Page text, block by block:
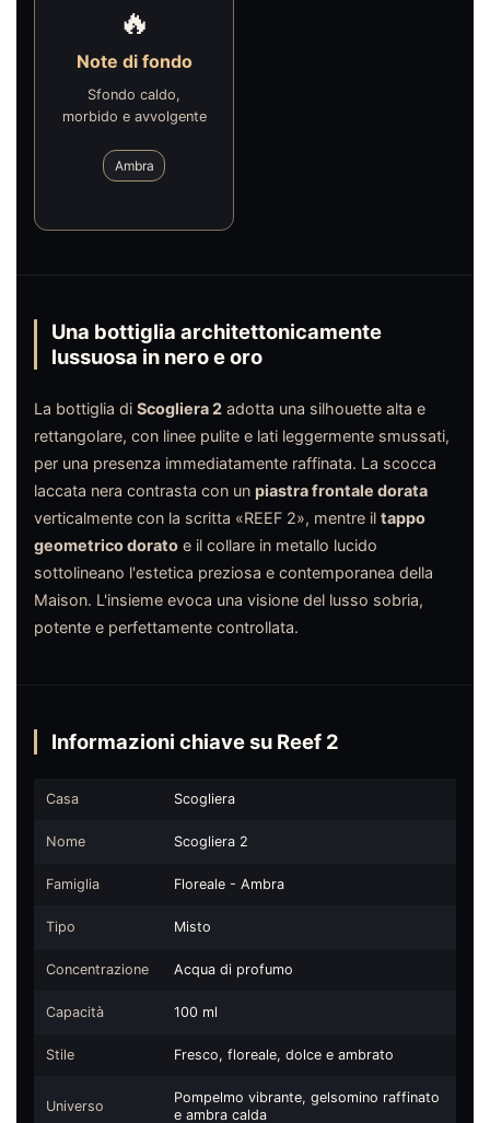
🔥
Note di fondo
Sfondo caldo,
morbido e avvolgente
Ambra
Una bottiglia architettonicamente
lussuosa in nero e oro
La bottiglia di Scogliera 2 adotta una silhouette alta e
rettangolare, con linee pulite e lati leggermente smussati,
per una presenza immediatamente raffinata. La scocca
laccata nera contrasta con un piastra frontale dorata
verticalmente con la scritta «REEF 2», mentre il tappo
geometrico dorato e il collare in metallo lucido
sottolineano l'estetica preziosa e contemporanea della
Maison. L'insieme evoca una visione del lusso sobria,
potente e perfettamente controllata.
Informazioni chiave su Reef 2
Casa Scogliera
Nome Scogliera 2
Famiglia Floreale - Ambra
Tipo Misto
Concentrazione Acqua di profumo
Capacità 100 ml
Stile Fresco, floreale, dolce e ambrato
Universo
Pompelmo vibrante, gelsomino raffinato
e ambra calda